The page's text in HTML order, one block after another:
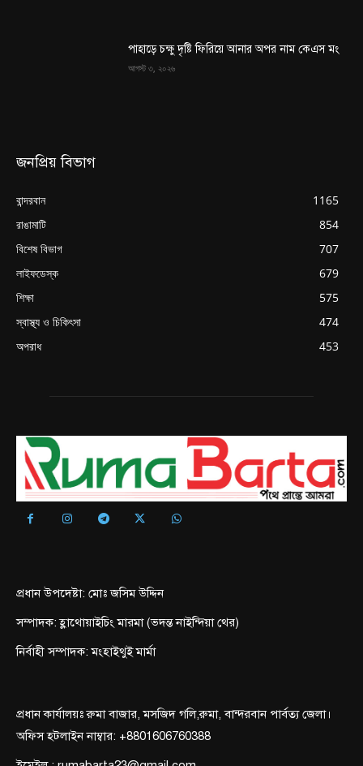
পাহাড়ে চক্ষু দৃষ্টি ফিরিয়ে আনার অপর নাম কেএস মং
আগস্ট ৩, ২০২৬
জনপ্রিয় বিভাগ
বান্দরবান
1165
রাঙামাটি
854
বিশেষ বিভাগ
707
লাইফডেস্ক
679
শিক্ষা
575
স্বাস্থ্য ও চিকিৎসা
474
অপরাধ
453
প্রধান উপদেষ্টা: মোঃ জসিম উদ্দিন
সম্পাদক: হ্লাথোয়াইচিং মারমা (ভদন্ত নাইন্দিয়া থের)
নির্বাহী সম্পাদক: মংহাইথুই মার্মা
প্রধান কার্যালয়ঃ রুমা বাজার, মসজিদ গলি,রুমা, বান্দরবান পার্বত্য জেলা।
অফিস হটলাইন নাম্বার: +8801606760388